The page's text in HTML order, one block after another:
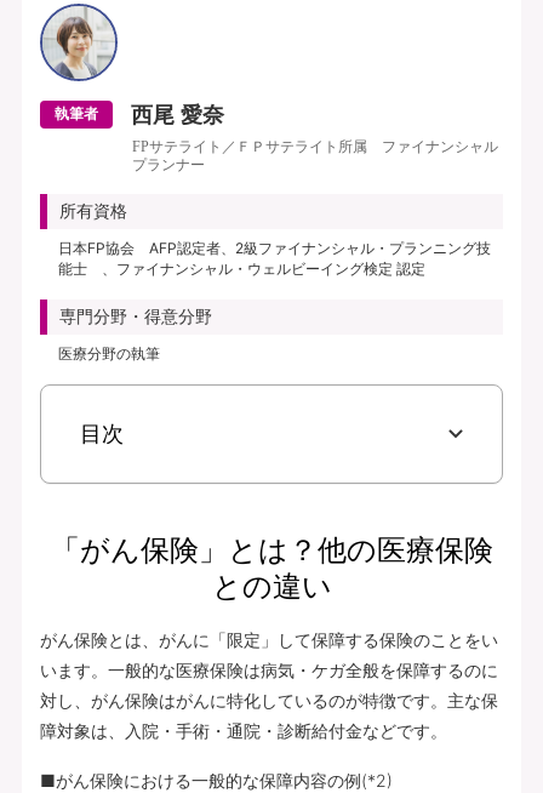
執筆者 西尾 愛奈
FPサテライト／ＦＰサテライト所属 ファイナンシャル
プランナー
所有資格
日本FP協会 AFP認定者、2級ファイナンシャル・プランニング技
能士 、ファイナンシャル・ウェルビーイング検定 認定
専門分野・得意分野
医療分野の執筆
目次
「がん保険」とは？他の医療保険
との違い
がん保険とは、がんに「限定」して保障する保険のことをい
います。一般的な医療保険は病気・ケガ全般を保障するのに
対し、がん保険はがんに特化しているのが特徴です。主な保
障対象は、入院・手術・通院・診断給付金などです。
■がん保険における一般的な保障内容の例(*2)